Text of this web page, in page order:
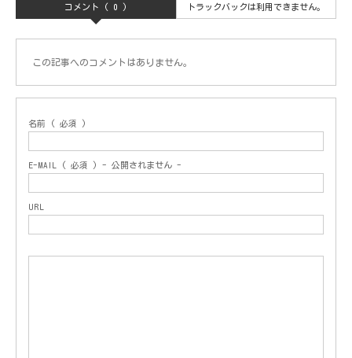
コメント ( 0 ) トラックバックは利用できません。
この記事へのコメントはありません。
名前 ( 必須 )
E-MAIL ( 必須 ) - 公開されません -
URL